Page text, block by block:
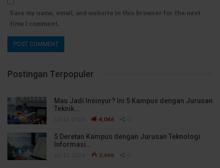
Save my name, email, and website in this browser for the next
time I comment.
Postingan Terpopuler
Mau Jadi Insinyur? Ini 5 Kampus dengan Jurusan
Teknik…
4,046
5 Deretan Kampus dengan Jurusan Teknologi
Informasi…
3,448